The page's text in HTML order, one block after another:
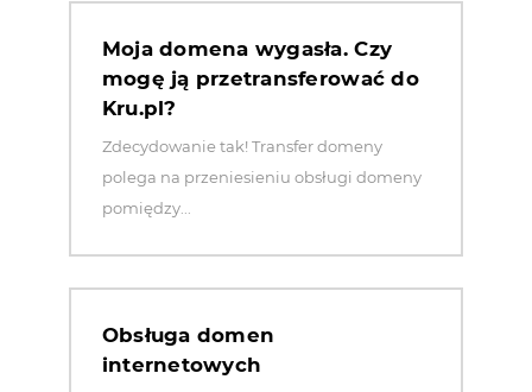
Moja domena wygasła. Czy
mogę ją przetransferować do
Kru.pl?
Zdecydowanie tak! Transfer domeny
polega na przeniesieniu obsługi domeny
pomiędzy...
Obsługa domen
internetowych